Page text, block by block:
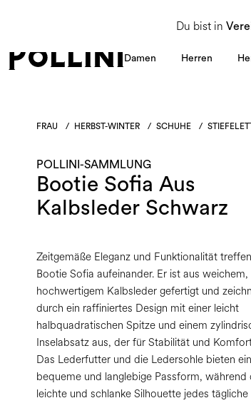
Du bist in
NUTZEN SIE DEN SALE UND ENTDECKEN SIE DIE NEUE
Damen Herren
FRAU / HERBST-WINTER / SCHUHE /
POLLINI-SAMMLUNG
Bootie Sofia Aus
Kalbsleder Schwarz
Zeitgemäße Eleganz und Funktionalität
Bootie Sofia aufeinander. Er ist aus weichem,
hochwertigem Kalbsleder gefertigt und
durch ein raffiniertes Design mit einer leicht
halbquadratischen Spitze und einem
Inselabsatz aus, der für Stabilität und
Das Lederfutter und die Ledersohle bieten
bequeme und langlebige Passform, während
leichte und schlanke Silhouette jedes